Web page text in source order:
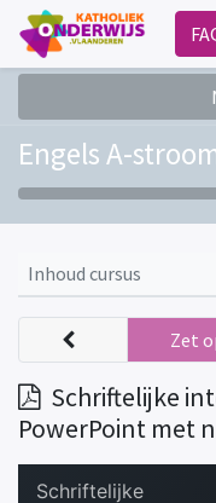
Engels A-
Inhoud cursus
Schriftelijke
PowerPoint met
Zet